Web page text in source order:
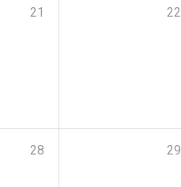
21 22
28 29